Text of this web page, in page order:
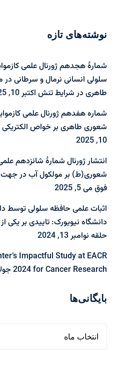
نوشته‌های تازه
شمارۀ هجدهم ژورنال علمی
سلولی انسانی نرمال و سرطانی
طاهری در شرایط تنش اکتبر 10, 2025
شماره هفدهم ژورنال علمی
شعوری طاهری بر خواص
10, 2025
انتشار ژورنال شمارۀ شانزدهم
شعوری(ط) بر مولکول آب در جهت
فوقمی 5, 2025
اثبات علمی حافظه سلولی توسط
دانشگاه نیویورک: تاییدی بر یکی
حلقه نوامبر 13, 2024
Impactful Study at EACR
2024 for Cancer Researchجولای
بایگانی‌ها